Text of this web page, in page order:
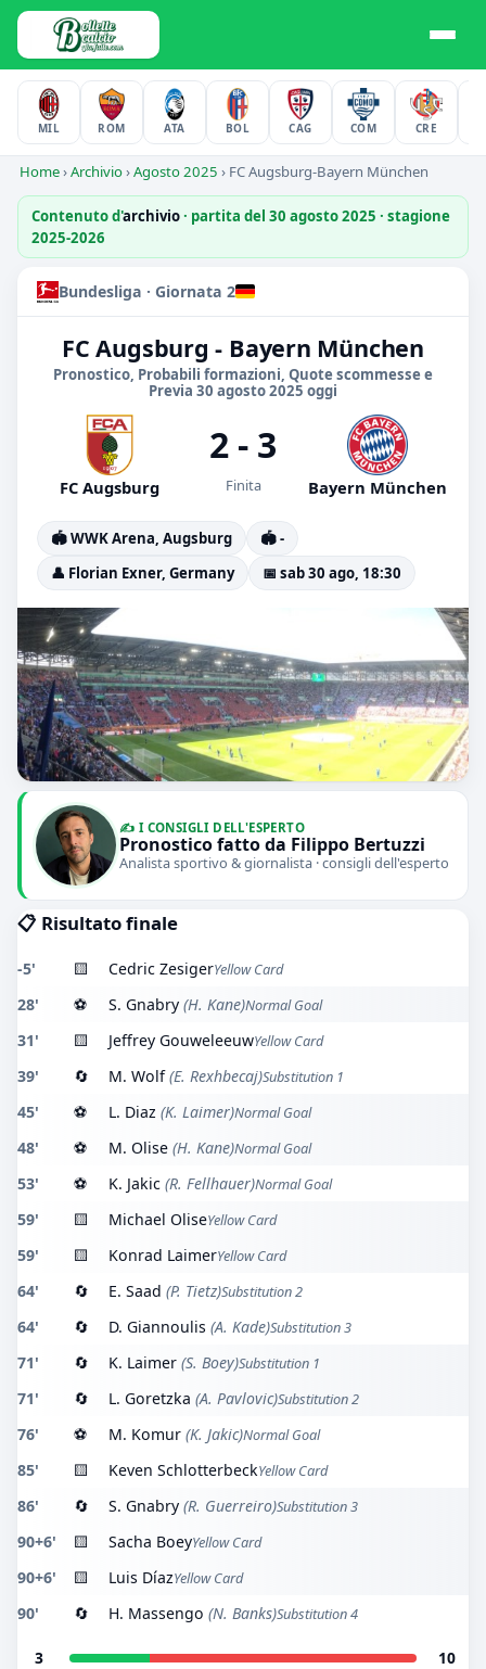
MIL ROM ATA BOL CAG COM CRE
Home›Archivio›Agosto 2025 › FC Augsburg-Bayern München
Contenuto d'archivio· partita del 30 agosto 2025 · stagione
2025-2026
Bundesliga · Giornata 2
FC Augsburg - Bayern München
Pronostico, Probabili formazioni, Quote scommesse e
Previa 30 agosto 2025 oggi
FC Augsburg
2 - 3
Finita Bayern München
🏟️ WWK Arena, Augsburg
🏟️ -
👤 Florian Exner, Germany
📅 sab 30 ago, 18:30
✍️ I CONSIGLI DELL'ESPERTO
Pronostico fatto da Filippo Bertuzzi
Analista sportivo & giornalista · consigli dell'esperto
📋 Risultato finale
-5' 🟨 Cedric ZesigerYellow Card
28' ⚽ S. Gnabry (H. Kane)Normal Goal
31' 🟨 Jeffrey GouweleeuwYellow Card
39' 🔄 M. Wolf(E. Rexhbecaj)Substitution 1
45' ⚽ L. Diaz (K. Laimer)Normal Goal
48' ⚽ M. Olise (H. Kane)Normal Goal
53' ⚽ K. Jakic (R. Fellhauer)Normal Goal
59' 🟨 Michael OliseYellow Card
59' 🟨 Konrad LaimerYellow Card
64' 🔄 E. Saad (P. Tietz)Substitution 2
64' 🔄 D. Giannoulis (A. Kade)Substitution 3
71' 🔄 K. Laimer (S. Boey)Substitution 1
71' 🔄 L. Goretzka (A. Pavlovic)Substitution 2
76' ⚽ M. Komur (K. Jakic)Normal Goal
85' 🟨 Keven SchlotterbeckYellow Card
86' 🔄 S. Gnabry (R. Guerreiro)Substitution 3
90+6' 🟨 Sacha BoeyYellow Card
90+6' 🟨 Luis DíazYellow Card
90' 🔄 H. Massengo (N. Banks)Substitution 4
3 10